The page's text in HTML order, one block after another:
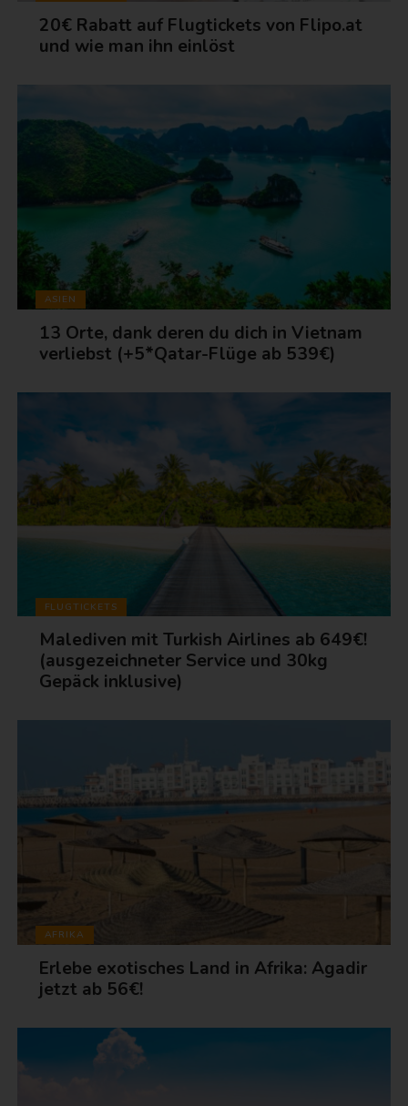
20€ Rabatt auf Flugtickets von Flipo.at
und wie man ihn einlöst
ASIEN
13 Orte, dank deren du dich in Vietnam
verliebst (+5*Qatar-Flüge ab 539€)
FLUGTICKETS
Malediven mit Turkish Airlines ab 649€!
(ausgezeichneter Service und 30kg
Gepäck inklusive)
AFRIKA
Erlebe exotisches Land in Afrika: Agadir
jetzt ab 56€!